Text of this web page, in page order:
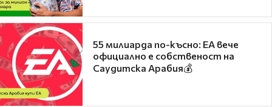
55 милиарда по-късно: EA вече
официално е собственост на
Саудитска Арабия💰